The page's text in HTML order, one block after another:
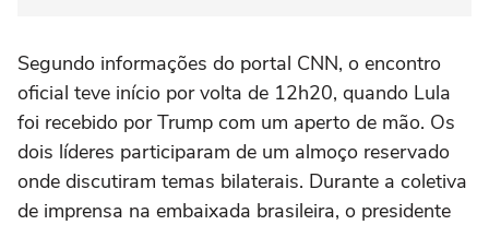
Segundo informações do portal CNN, o encontro
oficial teve início por volta de 12h20, quando Lula
foi recebido por Trump com um aperto de mão. Os
dois líderes participaram de um almoço reservado
onde discutiram temas bilaterais. Durante a coletiva
de imprensa na embaixada brasileira, o presidente